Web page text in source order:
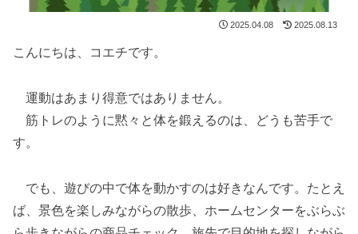
2025.04.08 2025.08.13
こんにちは、コエチです。
運動はあまり得意ではありません。
筋トレのように黙々と体を鍛えるのは、どうも苦手で
す。
でも、遊びの中で体を動かすのは好きなんです。たとえ
ば、景色を楽しみながらの散歩、ホームセンターをぶらぶ